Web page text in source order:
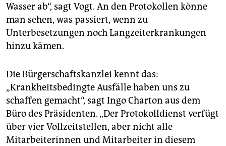
Wasser ab“, sagt Vogt. An den Protokollen könne
man sehen, was passiert, wenn zu
Unterbesetzungen noch Langzeiterkrankungen
hinzu kämen.
Die Bürgerschaftskanzlei kennt das:
„Krankheitsbedingte Ausfälle haben uns zu
schaffen gemacht“, sagt Ingo Charton aus dem
Büro des Präsidenten. „Der Protokolldienst verfügt
über vier Vollzeitstellen, aber nicht alle
Mitarbeiterinnen und Mitarbeiter in diesem